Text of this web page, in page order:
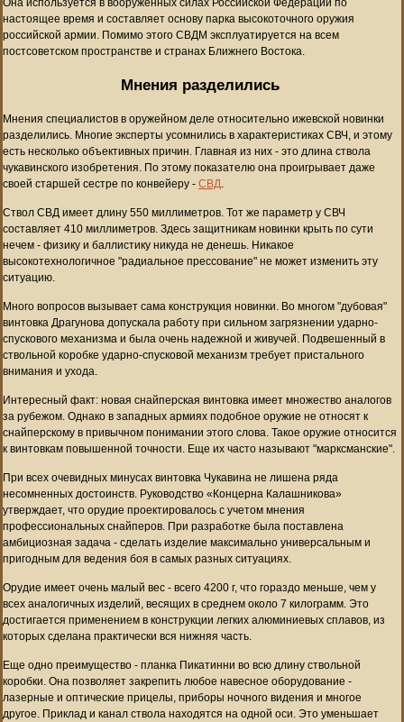
настоящее время и составляет основу парка высокоточного оружия
российской армии. Помимо этого СВДМ эксплуатируется на всем
постсоветском пространстве и странах Ближнего Востока.
Мнения разделились
Мнения специалистов в оружейном деле относительно ижевской новинки
разделились. Многие эксперты усомнились в характеристиках СВЧ, и этому
есть несколько объективных причин. Главная из них - это длина ствола
чукавинского изобретения. По этому показателю она проигрывает даже
своей старшей сестре по конвейеру - СВД
Ствол СВД имеет длину 550 миллиметров. Тот же параметр у СВЧ
составляет 410 миллиметров. Здесь защитникам новинки крыть по сути
нечем - физику и баллистику никуда не денешь. Никакое
высокотехнологичное "радиальное прессование" не может изменить эту
ситуацию.
Много вопросов вызывает сама конструкция новинки. Во многом "дубовая"
винтовка Драгунова допускала работу при сильном загрязнении ударно-
спускового механизма и была очень надежной и живучей. Подвешенный в
ствольной коробке ударно-спусковой механизм требует пристального
внимания и ухода.
Интересный факт: новая снайперская винтовка имеет множество аналогов
за рубежом. Однако в западных армиях подобное оружие не относят к
снайперскому в привычном понимании этого слова. Такое оружие относится
к винтовкам повышенной точности. Еще их часто называют "марксманские".
При всех очевидных минусах винтовка Чукавина не лишена ряда
несомненных достоинств. Руководство «Концерна Калашникова»
утверждает, что орудие проектировалось с учетом мнения
профессиональных снайперов. При разработке была поставлена
амбициозная задача - сделать изделие максимально универсальным и
пригодным для ведения боя в самых разных ситуациях.
Орудие имеет очень малый вес - всего 4200 г, что гораздо меньше, чем у
всех аналогичных изделий, весящих в среднем около 7 килограмм. Это
достигается применением в конструкции легких алюминиевых сплавов, из
которых сделана практически вся нижняя часть.
Еще одно преимущество - планка Пикатинни во всю длину ствольной
коробки. Она позволяет закрепить любое навесное оборудование -
лазерные и оптические прицелы, приборы ночного видения и многое
другое. Приклад и канал ствола находятся на одной оси. Это уменьшает